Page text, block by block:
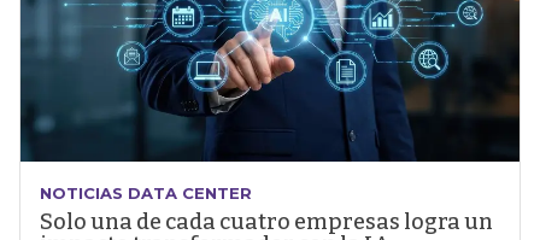
NOTICIAS DATA CENTER
Solo una de cada cuatro empresas logra un